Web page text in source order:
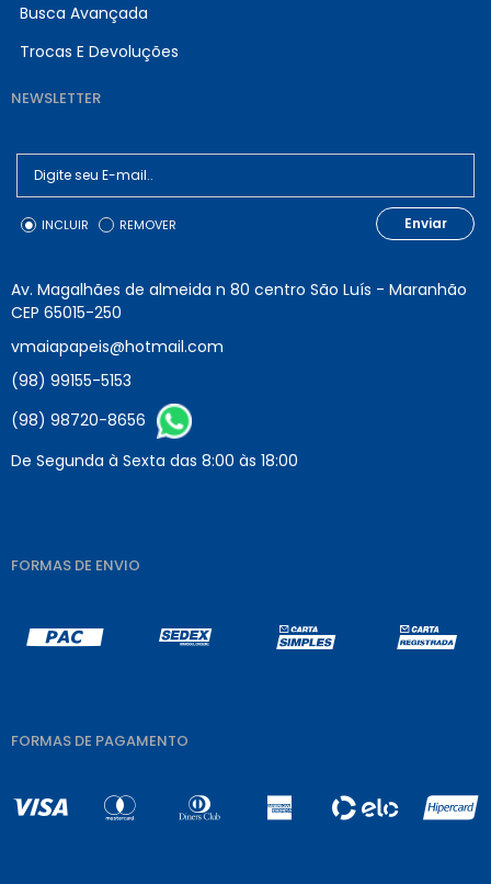
Busca Avançada
Trocas E Devoluções
NEWSLETTER
INCLUIR REMOVER Enviar
Av. Magalhães de almeida n 80 centro São Luís - Maranhão
CEP 65015-250
vmaiapapeis@hotmail.com
(98) 99155-5153
(98) 98720-8656
De Segunda à Sexta das 8:00 às 18:00
FORMAS DE ENVIO
FORMAS DE PAGAMENTO